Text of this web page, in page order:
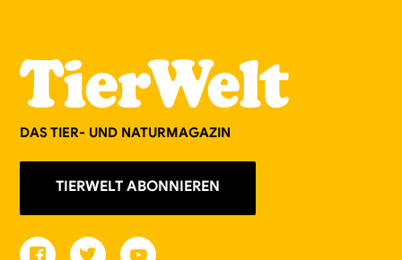
DAS TIER- UND NATURMAGAZIN
TIERWELT ABONNIEREN